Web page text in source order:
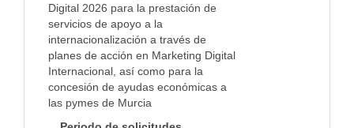
Digital 2026 para la prestación de
servicios de apoyo a la
internacionalización a través de
planes de acción en Marketing Digital
Internacional, así como para la
concesión de ayudas económicas a
las pymes de Murcia